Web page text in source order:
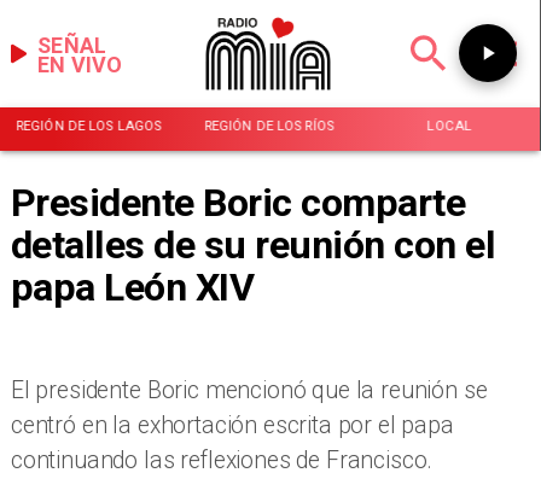
EN VIVO
SEÑAL
REGIÓN DE LOS LAGOS REGIÓN DE LOS RÍOS LOCAL
Presidente Boric comparte
detalles de su reunión con el
papa León XIV
El presidente Boric mencionó que la reunión se
centró en la exhortación escrita por el papa
continuando las reflexiones de Francisco.